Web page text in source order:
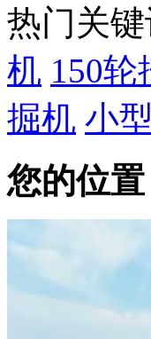
热门关键
机 150轮
掘机 小
您的位置